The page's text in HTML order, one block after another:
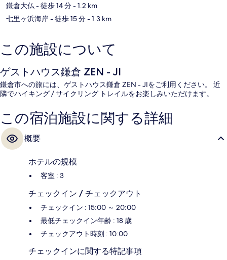
鎌倉大仏- 徒歩 14 分- 1.2 km
七里ヶ浜海岸- 徒歩 15 分- 1.3 km
この施設について
ゲストハウス鎌倉 ZEN - JI
鎌倉市への旅には、ゲストハウス鎌倉 ZEN - JIをご利用ください。 近
隣でハイキング / サイクリング トレイルをお楽しみいただけます。
この宿泊施設に関する詳細
概要
ホテルの規模
客室 : 3
チェックイン / チェックアウト
チェックイン : 15:00 ～ 20:00
最低チェックイン年齢 : 18 歳
チェックアウト時刻 : 10:00
チェックインに関する特記事項